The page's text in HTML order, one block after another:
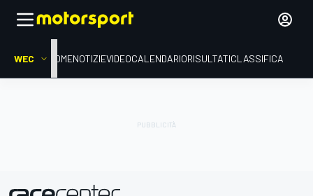
WEC HOMENOTIZIEVIDEOCALENDARIORISULTATICLASSIFICA